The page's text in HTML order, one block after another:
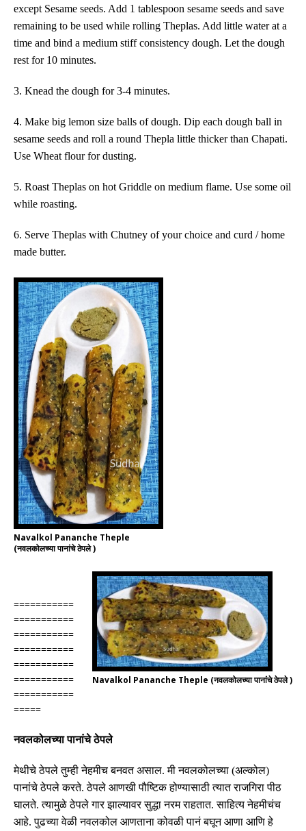
except Sesame seeds. Add 1 tablespoon sesame seeds and save
remaining to be used while rolling Theplas. Add little water at a
time and bind a medium stiffconsistency dough. Let the dough
rest for 10 minutes.
3. Knead the dough for 3-4 minutes.
4. Make big lemon size balls of dough. Dip each dough ball in
sesame seeds and roll a round Thepla little thicker than Chapati.
Use Wheat flour for dusting.
5. Roast Theplas on hot Griddle on medium flame. Use some oil
while roasting.
6. Serve Theplas with Chutney of your choice and curd / home
made butter.
Navalkol Pananche Theple
(नवलकोलच्या पानांचे ठेपले )
Navalkol Pananche Theple (नवलकोलच्या पानांचे ठेपले )
===========
===========
===========
===========
===========
===========
===========
=====
नवलकोलच्या पानांचे ठेपले
मेथीचे ठेपले तुम्ही नेहमीच बनवत असाल.मी नवलकोलच्या (अल्कोल)
पानांचे ठेपले करते.ठेपले आणखी पौष्टिक होण्यासाठी त्यात राजगिरा पीठ
घालते.त्यामुळे ठेपले गार झाल्यावर सुद्धा नरम राहतात.साहित्य नेहमीचंच
आहे.पुढच्या वेळी नवलकोल आणताना कोवळी पानं बघून आणा आणि हे